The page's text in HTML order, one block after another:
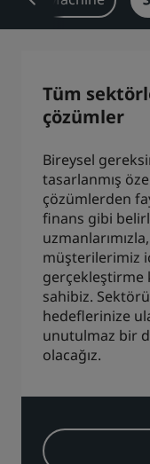
Park Plaza
Prize by Radisson
Çin'deki Bağlı
Kunlun
Blogumuzu
Tüm
çözümler
Bireysel
tasarlanmış
çözümlerden
finans gibi
müşterilerimiz
gerçekleştirme
sahibiz.
hedeflerinize
unutulmaz bir
olacağız.